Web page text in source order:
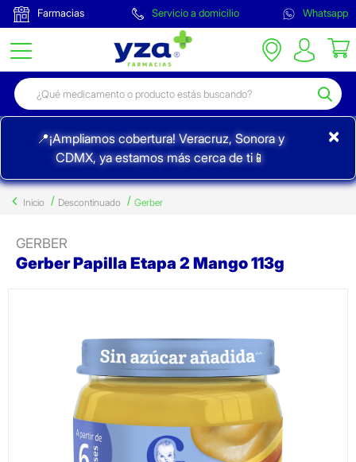
Farmacias Servicio a domicilio Whatsapp
📍¡Ampliamos cobertura! Veracruz, Sonora y
CDMX, ya estamos más cerca de ti📱
×
Inicio Descontinuado Gerber
GERBER
Gerber Papilla Etapa 2 Mango 113g